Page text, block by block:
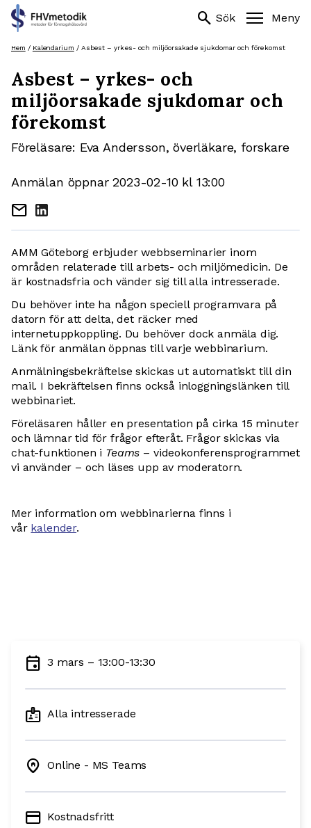
Hoppa
innehåll
search Sök Meny
Sök
efter:
search
Hem / Kalendarium / Asbest – yrkes- och miljöorsakade sjukdomar och förekomst
Asbest – yrkes- och
miljöorsakade sjukdomar och
förekomst
Föreläsare: Eva Andersson, överläkare, forskare
Anmälan öppnar 2023-02-10 kl 13:00
mail
AMM Göteborg erbjuder webbseminarier inom
områden relaterade till arbets- och miljömedicin. De
är kostnadsfria och vänder sig till alla intresserade.
Du behöver inte ha någon speciell programvara på
datorn för att delta, det räcker med
internetuppkoppling. Du behöver dock anmäla dig.
Länk för anmälan öppnas till varje webbinarium.
Anmälningsbekräftelse skickas ut automatiskt till din
mail. I bekräftelsen finns också inloggningslänken till
webbinariet.
Föreläsaren håller en presentation på cirka 15 minuter
och lämnar tid för frågor efteråt. Frågor skickas via
chat-funktionen i Teams – videokonferensprogrammet
vi använder – och läses upp av moderatorn.
Mer information om webbinarierna finns i
vår kalender.
event 3 mars – 13:00-13:30
badge Alla intresserade
home_pin Online - MS Teams
credit_card Kostnadsfritt